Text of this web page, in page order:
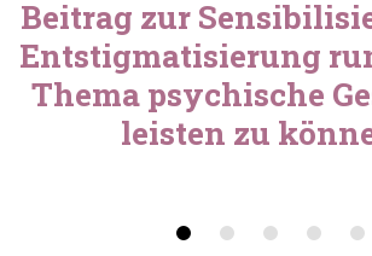
Beitrag zur
Entstigmatisierung
Thema psychische
leisten zu